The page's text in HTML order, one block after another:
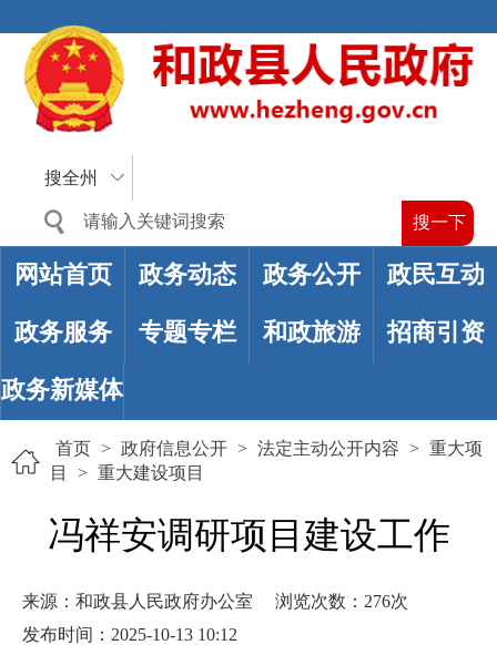
搜全州
网站首页 政务动态 政务公开 政民互动
政务服务 专题专栏 和政旅游 招商引资
政务新媒体
首页 > 政府信息公开 > 法定主动公开内容 > 重大项
目
> 重大建设项目
冯祥安调研项目建设工作
来源：和政县人民政府办公室 浏览次数： 276次
发布时间：2025-10-13 10:12